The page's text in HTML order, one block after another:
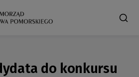
do konkursu